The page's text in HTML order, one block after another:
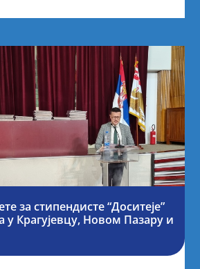
за стипендисте “Доситеје”
у Крагујевцу, Новом Пазару и